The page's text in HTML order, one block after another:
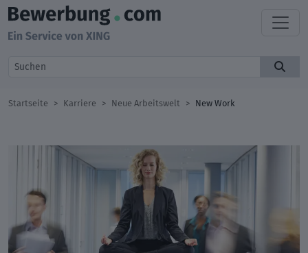
Startseite Karriere Neue Arbeitswelt New Work